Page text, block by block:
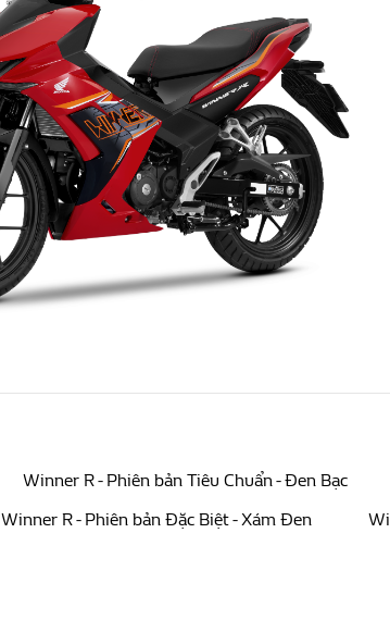
Winner R - Phiên bản Tiêu Chuẩn - Đen Bạc
Winner R - Phiên bản Đặc Biệt - Xám Đen